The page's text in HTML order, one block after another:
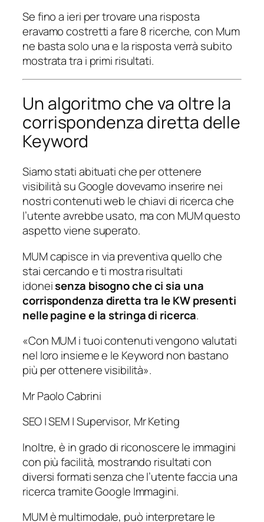
Se fino a ieri per trovare una risposta
eravamo costretti a fare 8 ricerche, con Mum
ne basta solo una e la risposta verrà subito
mostrata tra i primi risultati.
Un algoritmo che va oltre la
corrispondenza diretta delle
Keyword
Siamo stati abituati che per ottenere
visibilità su Google dovevamo inserire nei
nostri contenuti web le chiavi di ricerca che
l’utente avrebbe usato, ma con MUM questo
aspetto viene superato.
MUM capisce in via preventiva quello che
stai cercando e ti mostra risultati
idoneisenza bisogno che ci sia una
corrispondenza diretta tra le KW presenti
nelle pagine e la stringa di ricerca.
«Con MUM i tuoi contenuti vengono valutati
nel loro insieme e le Keyword non bastano
più per ottenere visibilità».
Mr Paolo Cabrini
SEO | SEM | Supervisor, Mr Keting
Inoltre, è in grado di riconoscere le immagini
con più facilità, mostrando risultati con
diversi formati senza che l’utente faccia una
ricerca tramite Google Immagini.
MUM è multimodale, può interpretare le